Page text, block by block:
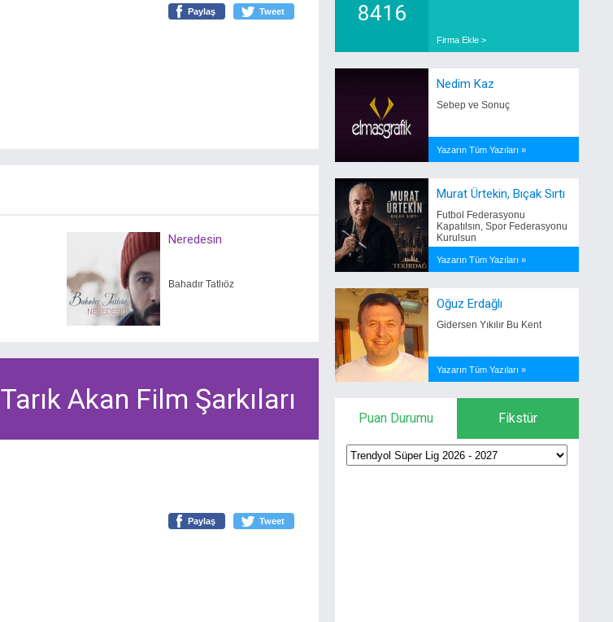
Paylaş Tweet
Neredesin
Bahadır Tatlıöz
Tarık Akan Film Şarkıları
Paylaş Tweet
8416
Firma Ekle >
Nedim Kaz
Sebep ve Sonuç
Yazarın Tüm Yazıları »
Murat Ürtekin, Bıçak Sırtı
Futbol Federasyonu
Kapatılsın, Spor Federasyonu
Kurulsun
Yazarın Tüm Yazıları »
Oğuz Erdağlı
Gidersen Yıkılır Bu Kent
Yazarın Tüm Yazıları »
Puan Durumu Fikstür